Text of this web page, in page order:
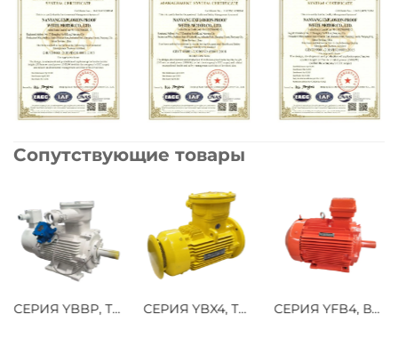
Сопутствующие товары
СЕРИЯ YBBP, ТРЕХФАЗНЫЙ АСИНХРОННЫЙ ДВИГАТЕЛЬ С ВЗРЫВОЗАЩИТОЙ, С РЕГУЛИРОВАНИЕМ СКОРОСТИ ЧАСТОТНОГО ПРЕОБРАЗОВАТЕЛЯ СЕРИЯ YBX4, ТРЕХФАЗНЫЙ АСИНХРОННЫЙ ДВИГАТЕЛЬ ПОВЫШЕННОЙ ЭФФЕКТИВНОСТИ С ВЗРЫВОЗАЩИТОЙ, НИЗКОЕ НАПРЯЖЕНИЕ СЕРИЯ YFB4, ВЫСОКОЭФФЕКТИВНЫЙ НИЗКОВОЛЬТНЫЙ ТРЕХФАЗНЫЙ АСИНХРОННЫЙ ДВИГАТЕЛЬ С ЗАЩИТОЙ ОТ ВОСПЛАМЕНЕНИЯ ПЫЛИ